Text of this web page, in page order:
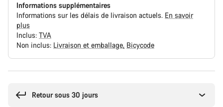
Informations supplémentaires
Informations sur les délais de livraison actuels. En savoir
plus
Inclus: TVA
Non inclus: Livraison et emballage Bicycode
Retour sous 30 jours